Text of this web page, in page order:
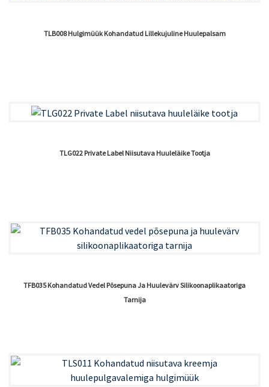
TLB008 Hulgimüük Kohandatud Lillekujuline Huulepalsam
TLG022 Private Label Niisutava Huuleläike Tootja
TFB035 Kohandatud Vedel Põsepuna Ja Huulevärv Silikoonaplikaatoriga
Tarnija